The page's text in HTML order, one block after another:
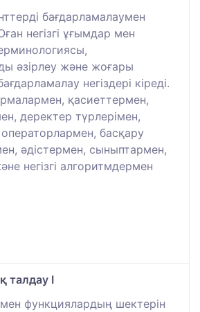
бағдарламалаумен
негізгі ұғымдар мен
әзірлеу және жоғары
негіздері кіреді.
қасиеттермен,
деректер түрлерімен,
басқару
әдістермен, сыныптармен,
негізгі алгоритмдермен
талдау I
мен функциялардың шектерін